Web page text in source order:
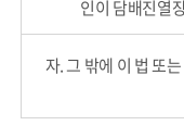
인이 담배진열
자. 그 밖에 이 법 또